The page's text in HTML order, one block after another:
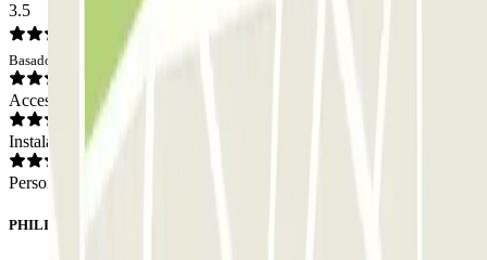
3.5
Basado en 6 opiniones
Acceso
Instalaciones
Personal
PHILIPPE